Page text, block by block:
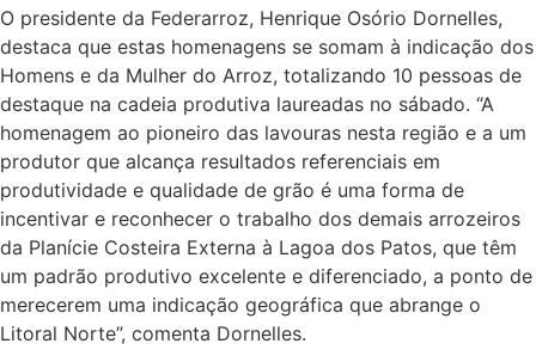
O presidente da Federarroz, Henrique Osório Dornelles,
destaca que estas homenagens se somam à indicação dos
Homens e da Mulher do Arroz, totalizando 10 pessoas de
destaque na cadeia produtiva laureadas no sábado. “A
homenagem ao pioneiro das lavouras nesta região e a um
produtor que alcança resultados referenciais em
produtividade e qualidade de grão é uma forma de
incentivar e reconhecer o trabalho dos demais arrozeiros
da Planície Costeira Externa à Lagoa dos Patos, que têm
um padrão produtivo excelente e diferenciado, a ponto de
merecerem uma indicação geográfica que abrange o
Litoral Norte”, comenta Dornelles.